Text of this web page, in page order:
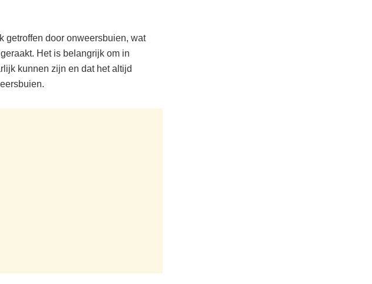
getroffen door onweersbuien, wat
Het is belangrijk om in
kunnen zijn en dat het altijd